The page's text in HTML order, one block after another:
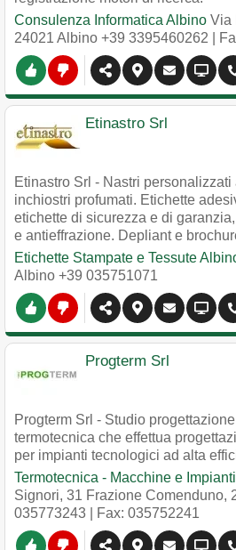
Consulenza Informatica Albino Via
24021 Albino +39 3395460262 |
Etinastro Srl
Etinastro Srl - Nastri
inchiostri profumati. Etichette
etichette di sicurezza e di
e antieffrazione. Depliant e
Etichette Stampate e Tessute
Albino +39 035751071
Progterm Srl
Progterm Srl - Studio
termotecnica che effettua
per impianti tecnologici ad alta
Termotecnica - Macchine e
Signori, 31 Frazione Comenduno,
035773243 | Fax: 035752241